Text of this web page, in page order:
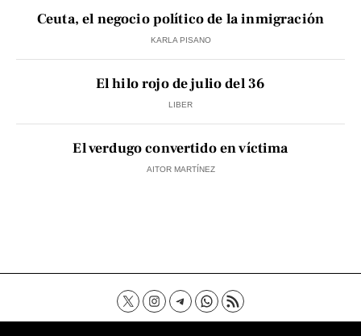
Ceuta, el negocio político de la inmigración
KARLA PISANO
El hilo rojo de julio del 36
LIBER
El verdugo convertido en víctima
AITOR MARTÍNEZ
Contacto Aviso Legal Política de privacidad